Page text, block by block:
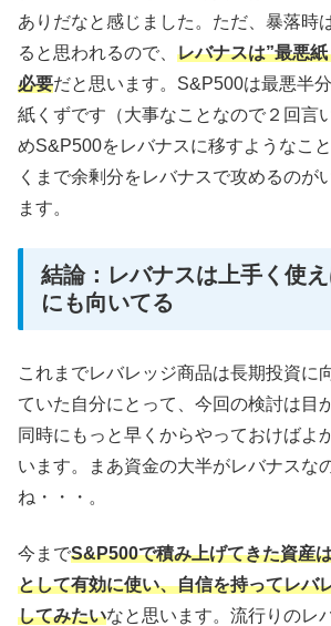
ありだなと感じました。ただ、暴落時
ると思われるので、 レバナスは”最悪
必要だと思います。S&P500は最悪半
紙くずです（大事なことなので２回言
めS&P500をレバナスに移すようなこ
くまで余剰分をレバナスで攻めるのが
ます。
結論：レバナスは上手く使
にも向いてる
これまでレバレッジ商品は長期投資に
ていた自分にとって、今回の検討は目
同時にもっと早くからやっておけばよ
います。まあ資金の大半がレバナスな
ね・・・。
今までS&P500で積み上げてきた資産
として有効に使い、自信を持ってレバ
してみたいなと思います。流行りのレ